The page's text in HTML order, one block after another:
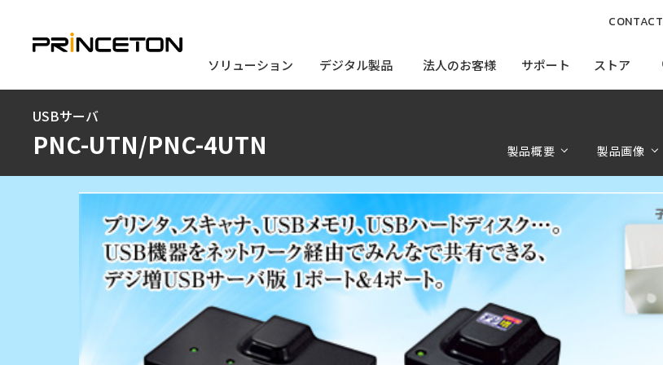
コ
ソリューション
ソリューション デジタル製品
デジタル製品 法人のお客様
法人のお客様 サポート
サポート ストア
ストア
CONTACT
USBサーバ
PNC-UTN/PNC-4UTN 製品概要 製品画像